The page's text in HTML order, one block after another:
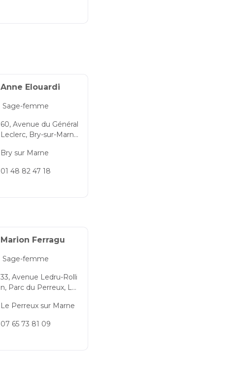
Anne Elouardi
Sage-femme
60, Avenue du Général
Leclerc, Bry-sur-Marne,
ance, 94360, France
Bry sur Marne
01 48 82 47 18
Marion Ferragu
Sage-femme
33, Avenue Ledru-Rolli
n, Parc du Perreux, Le
-de-Marne, Île-de-Fran
Le Perreux sur Marne
07 65 73 81 09